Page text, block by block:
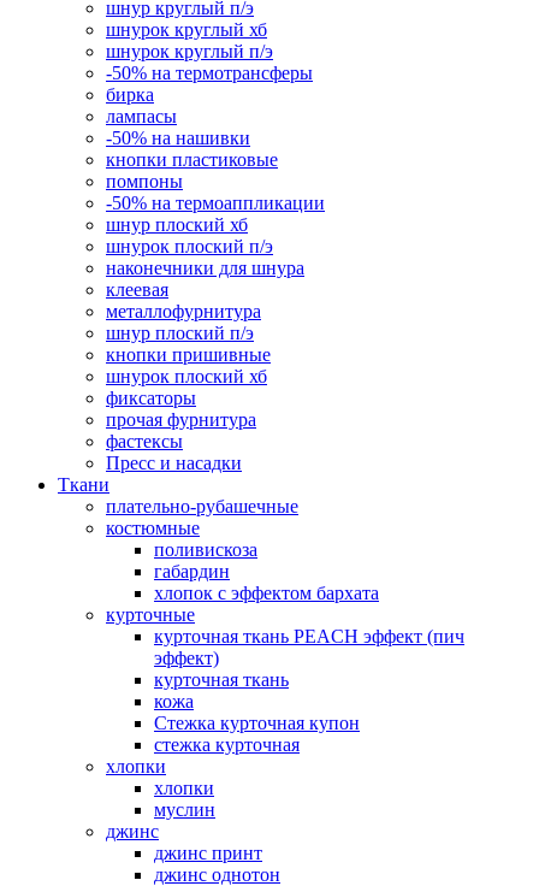
шнур круглый п/э
шнурок круглый хб
шнурок круглый п/э
-50% на термотрансферы
бирка
лампасы
-50% на нашивки
кнопки пластиковые
помпоны
-50% на термоаппликации
шнур плоский хб
шнурок плоский п/э
наконечники для шнура
клеевая
металлофурнитура
шнур плоский п/э
кнопки пришивные
шнурок плоский хб
фиксаторы
прочая фурнитура
фастексы
Пресс и насадки
Ткани
плательно-рубашечные
костюмные
поливискоза
габардин
хлопок с эффектом бархата
курточные
курточная ткань PEACH эффект (пич
эффект)
курточная ткань
кожа
Стежка курточная купон
стежка курточная
хлопки
хлопки
муслин
джинс
джинс принт
джинс однотон